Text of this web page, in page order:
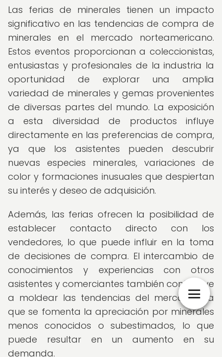
Las ferias de minerales tienen un impacto
significativo en las tendencias de compra de
minerales en el mercado norteamericano.
Estos eventos proporcionan a coleccionistas,
entusiastas y profesionales de la industria la
oportunidad de explorar una amplia
variedad de minerales y gemas provenientes
de diversas partes del mundo. La exposición
a esta diversidad de productos influye
directamente en las preferencias de compra,
ya que los asistentes pueden descubrir
nuevas especies minerales, variaciones de
color y formaciones inusuales que despiertan
su interés y deseo de adquisición.
Además, las ferias ofrecen la posibilidad de
establecer contacto directo con los
vendedores, lo que puede influir en la toma
de decisiones de compra. El intercambio de
conocimientos y experiencias con otros
asistentes y comerciantes también contribuye
a moldear las tendencias del mercado, ya
que se fomenta la apreciación por minerales
menos conocidos o subestimados, lo que
puede resultar en un aumento en su
demanda.